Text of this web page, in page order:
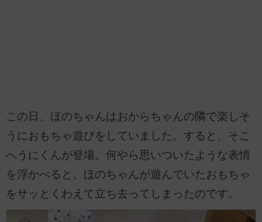
この日、ほのちゃんはおからちゃんの隣で楽しそ
うにおもちゃ遊びをしていました。すると、そこ
へうにくんが登場。何やら思いついたような表情
を浮かべると、ほのちゃんが遊んでいたおもちゃ
をサッとくわえて立ち去ってしまったのです。